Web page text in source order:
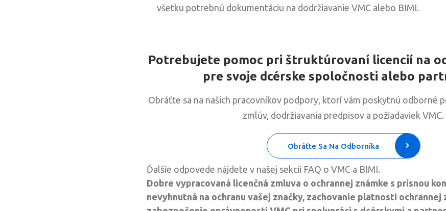
všetku potrebnú dokumentáciu na dodržiavanie VMC alebo BIMI.
Potrebujete pomoc pri štruktúrovaní licencií na
pre svoje dcérske spoločnosti alebo
Obráťte sa na našich pracovníkov podpory, ktorí vám poskytnú odborné
zmlúv, dodržiavania predpisov a požiadaviek VMC.
Obráťte Sa Na Odborníka
Ďalšie odpovede nájdete v našej sekcii FAQ o VMC a BIMI.
Dobre vypracovaná licenčná zmluva o ochrannej známke s prísnou
nevyhnutná na ochranu vašej značky, zachovanie platnosti ochrannej